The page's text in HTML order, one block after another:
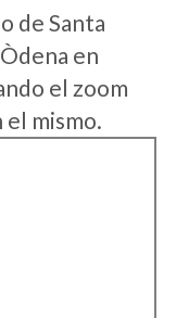
de Santa
en
el zoom
el mismo.